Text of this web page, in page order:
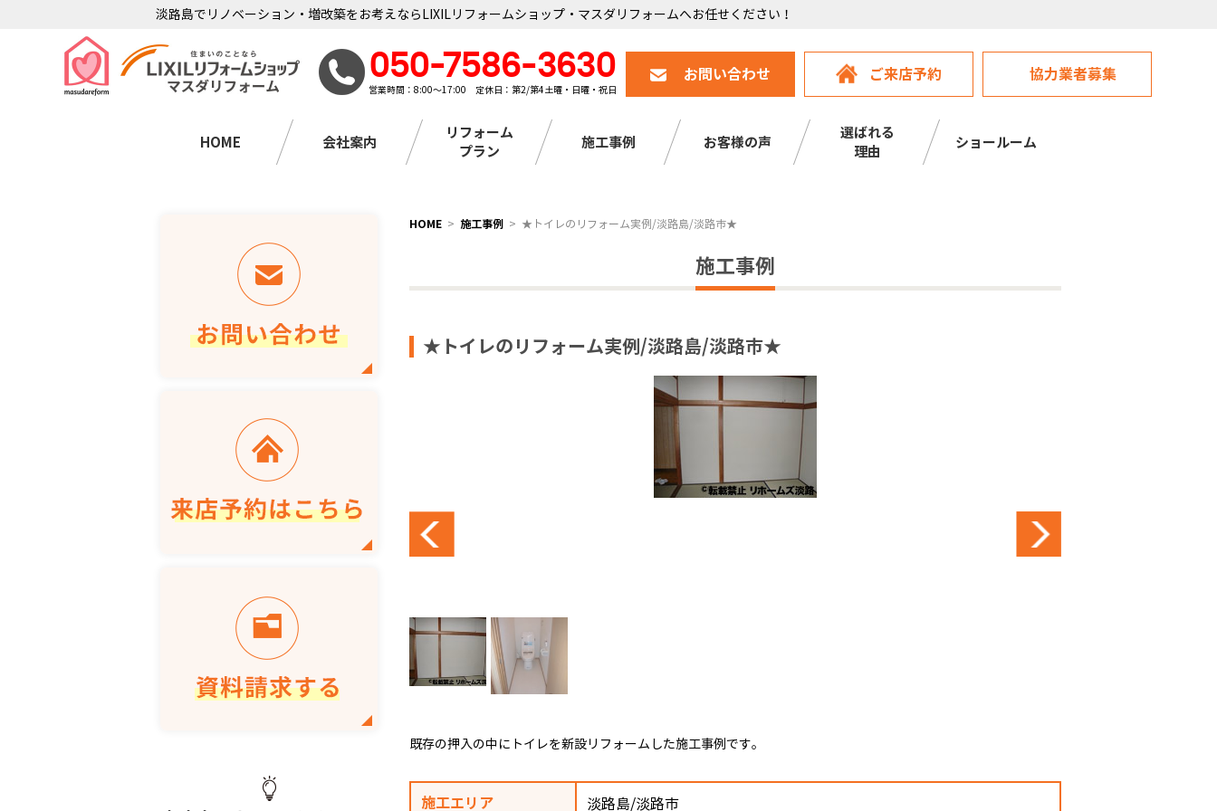
淡路島でリノベーション・増改築をお考えならLIXILリフォームショップ・マスダリフォームへお任せください！
050-7586-3630
営業時間：8:00～17:00 定休日：第2/第4土曜・日曜・祝日
お問い合わせ ご来店予約 協力業者募集
HOME 会社案内
リフォーム
プラン
施工事例 お客様の声
選ばれる
理由
ショールーム
HOME 施工事例 ★トイレのリフォーム実例/淡路島/淡路市★
施工事例
★トイレのリフォーム実例/淡路島/淡路市★
既存の押入の中にトイレを新設リフォームした施工事例です。
施工エリア 淡路島/淡路市